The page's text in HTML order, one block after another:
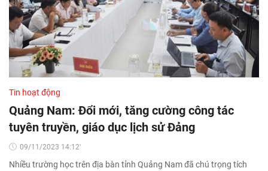
Tin hoạt động
Quảng Nam: Đổi mới, tăng cường công tác
tuyên truyền, giáo dục lịch sử Đảng
09/11/2023 14:12'
Nhiều trường học trên địa bàn tỉnh Quảng Nam đã chú trọng tích